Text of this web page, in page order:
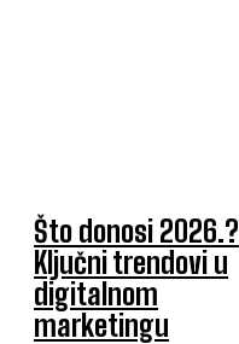
Što donosi 2026.?
Ključni trendovi u
digitalnom
marketingu